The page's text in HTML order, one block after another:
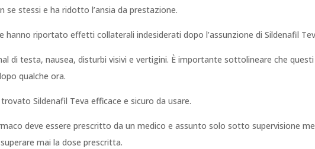
stessi e ha ridotto l’ansia da prestazione.
riportato effetti collaterali indesiderati dopo l’assunzione di Sildenafil
di testa, nausea, disturbi visivi e vertigini. È importante sottolineare che
qualche ora.
Sildenafil Teva efficace e sicuro da usare.
deve essere prescritto da un medico e assunto solo sotto supervisione
mai la dose prescritta.